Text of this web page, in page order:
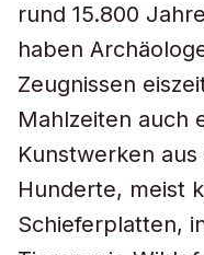
rund 15.800
haben
Zeugnissen
Mahlzeiten auch
Kunstwerken
Hunderte, meist
Schieferplatten,